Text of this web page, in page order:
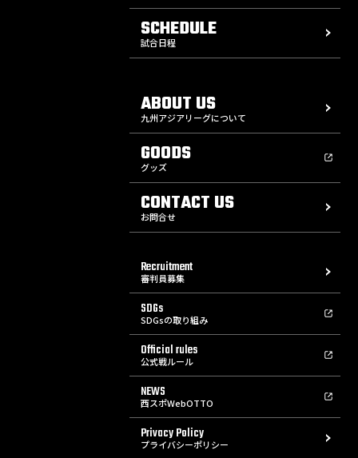
SCHEDULE
試合日程
ABOUT US
九州アジアリーグについて
GOODS
グッズ
CONTACT US
お問合せ
Recruitment
審判員募集
SDGs
SDGsの取り組み
Official rules
公式戦ルール
NEWS
西スポWebOTTO
Privacy Policy
プライバシーポリシー